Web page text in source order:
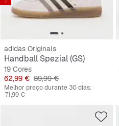
adidas Originals
Handball Spezial (GS)
19 Cores
Preço
62,99 € Preço original
89,99 €
Melhor preço durante 30 dias:
71,99 €